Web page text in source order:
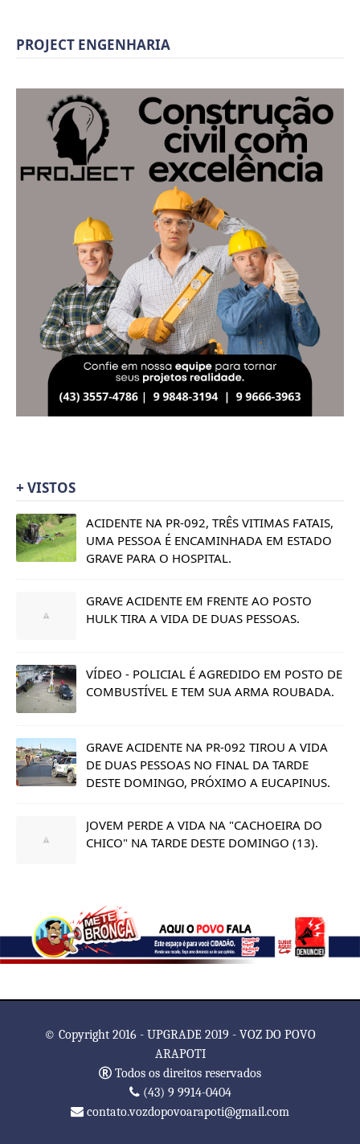
PROJECT ENGENHARIA
+ VISTOS
ACIDENTE NA PR-092, TRÊS VITIMAS FATAIS,
UMA PESSOA É ENCAMINHADA EM ESTADO
GRAVE PARA O HOSPITAL.
GRAVE ACIDENTE EM FRENTE AO POSTO
HULK TIRA A VIDA DE DUAS PESSOAS.
VÍDEO - POLICIAL É AGREDIDO EM POSTO DE
COMBUSTÍVEL E TEM SUA ARMA ROUBADA.
GRAVE ACIDENTE NA PR-092 TIROU A VIDA
DE DUAS PESSOAS NO FINAL DA TARDE
DESTE DOMINGO, PRÓXIMO A EUCAPINUS.
JOVEM PERDE A VIDA NA "CACHOEIRA DO
CHICO" NA TARDE DESTE DOMINGO (13).
© Copyright 2016 - UPGRADE 2019 - VOZ DO POVO
ARAPOTI
Todos os direitos reservados
(43) 9 9914-0404
contato.vozdopovoarapoti@gmail.com